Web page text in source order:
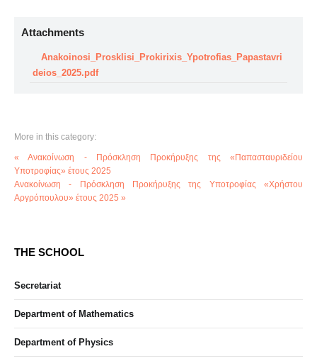
Attachments
Anakoinosi_Prosklisi_Prokirixis_Ypotrofias_Papastavri
deios_2025.pdf
More in this category:
« Ανακοίνωση - Πρόσκληση Προκήρυξης της «Παπασταυριδείου
Υποτροφίας» έτους 2025
Ανακοίνωση - Πρόσκληση Προκήρυξης της Υποτροφίας «Χρήστου
Αργρόπουλου» έτους 2025 »
THE SCHOOL
Secretariat
Department of Mathematics
Department of Physics